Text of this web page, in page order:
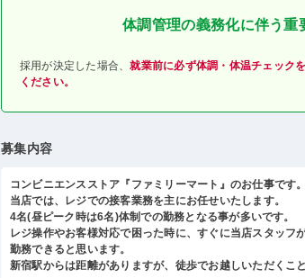
体調管理の義務化に伴う重
採用が決定した場合、就業前に必ず体調・体温チェック
ください。
募集内容
コンビニエンスストア『ファミリーマート』のお仕事です。
当店では、レジでの接客業務を主にお任せいたします。
4名(昼ピーク時は6名)体制での勤務となる事が多いです。
レジ操作やお客様対応で困った時に、すぐに当店スタッフ
勤務できると思います。
新宿駅からは距離がありますが、徒歩でお越しいただくこ